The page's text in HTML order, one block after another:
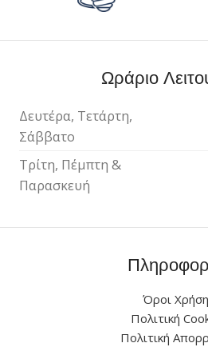
Ωράριο
Δευτέρα, Τετάρτη,
Σάββατο
Τρίτη, Πέμπτη &
Παρασκευή
Όροι
Πολιτική
Πολιτική